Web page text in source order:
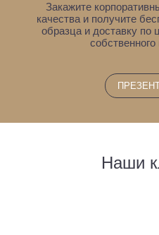
Закажите
качества и получите
образца и доставку по
Наши